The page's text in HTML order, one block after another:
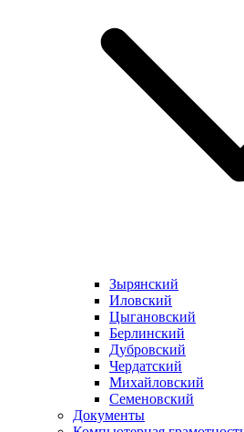
Зырянский
Иловский
Цыгановский
Берлинский
Дубровский
Чердатский
Михайловский
Семеновский
Документы